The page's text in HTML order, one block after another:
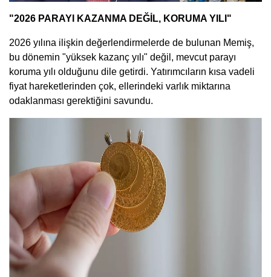
"2026 PARAYI KAZANMA DEĞİL, KORUMA YILI"
2026 yılına ilişkin değerlendirmelerde de bulunan Memiş,
bu dönemin "yüksek kazanç yılı" değil, mevcut parayı
koruma yılı olduğunu dile getirdi. Yatırımcıların kısa vadeli
fiyat hareketlerinden çok, ellerindeki varlık miktarına
odaklanması gerektiğini savundu.